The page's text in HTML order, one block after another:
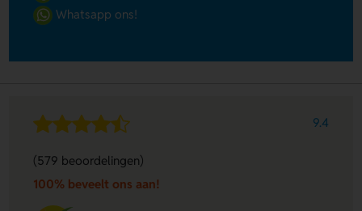
Whatsapp ons!
9.4
(579 beoordelingen)
100% beveelt ons aan!